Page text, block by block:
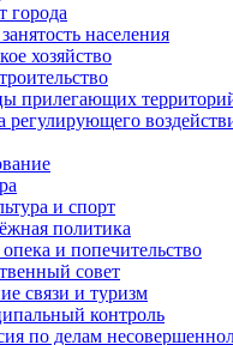
города
населения
хозяйство
прилегающих
регулирующего
и спорт
политика
и попечительство
совет
связи и туризм
контроль
по делам